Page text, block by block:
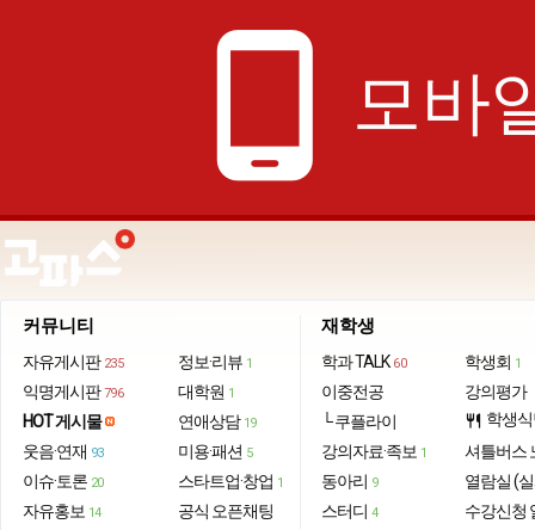
phone_android 모바
커뮤니티
자유게시판 235
익명게시판 796
HOT 게시물
웃음·연재 93
이슈·토론 20
자유홍보 14
정보·리뷰 1
대학원 1
연애상담 19
미용·패션 5
스타트업·창업 1
공식 오픈채팅
재학생
학과 TALK 60
이중전공
└ 쿠플라이
강의자료·족보 1
동아리 9
스터디 4
학생회 1
강의평가
restaurant 학생
셔틀버스
열람실 (
수강신청